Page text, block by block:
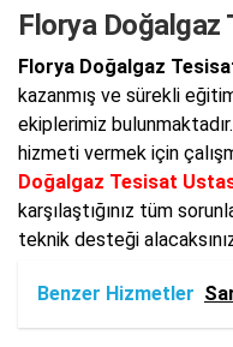
Florya Doğalgaz
Florya Doğalgaz
kazanmış ve sürekli
ekiplerimiz
hizmeti vermek için
Doğalgaz Tesisat
karşılaştığınız tüm
teknik desteği
Benzer Hizmetler